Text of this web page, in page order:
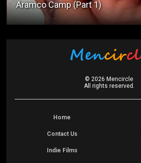
Aramco Camp (Part 1)
©2026 Mencircle
All rights reserved.
Home
Contact Us
Indie Films